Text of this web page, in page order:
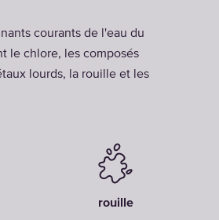
courants de l'eau du
le chlore, les composés
lourds, la rouille et les
rouille